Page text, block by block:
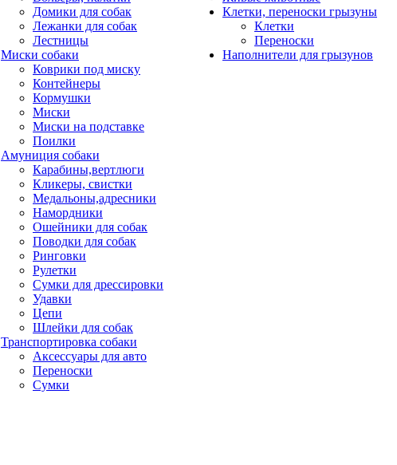
Домики для собак
Лежанки для собак
Лестницы
Миски собаки
Коврики под миску
Контейнеры
Кормушки
Миски
Миски на подставке
Поилки
Амуниция собаки
Карабины,вертлюги
Кликеры, свистки
Медальоны,адресники
Намордники
Ошейники для собак
Поводки для собак
Ринговки
Рулетки
Сумки для дрессировки
Удавки
Цепи
Шлейки для собак
Транспортировка собаки
Аксессуары для авто
Переноски
Сумки
Клетки, переноски грызуны
Клетки
Переноски
Наполнители для грызунов